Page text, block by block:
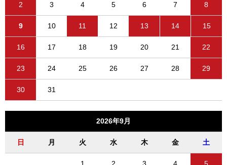
2 3 4 5 6 7 8
9 10 11 12 13 14 15
16 17 18 19 20 21 22
23 24 25 26 27 28 29
30 31
2026年9月
日 月 火 水 木 金 土